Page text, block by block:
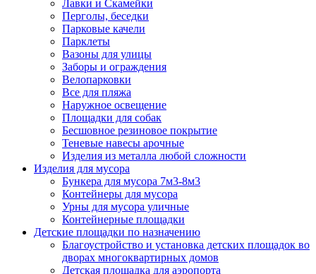
Лавки и Скамейки
Перголы, беседки
Парковые качели
Парклеты
Вазоны для улицы
Заборы и ограждения
Велопарковки
Все для пляжа
Наружное освещение
Площадки для собак
Бесшовное резиновое покрытие
Теневые навесы арочные
Изделия из металла любой сложности
Изделия для мусора
Бункера для мусора 7м3-8м3
Контейнеры для мусора
Урны для мусора уличные
Контейнерные площадки
Детские площадки по назначению
Благоустройство и установка детских площадок во
дворах многоквартирных домов
Детская площадка для аэропорта